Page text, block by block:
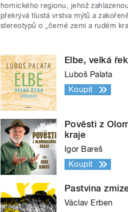
hornického regionu, jehož
překrývá tlustá vrstva mýtů a
stereotypů o „černé zemi a rudém
Elbe, velká
Luboš Palata
Koupit
Pověsti z
kraje
Igor Bareš
Koupit
Pastvina
Václav Erben